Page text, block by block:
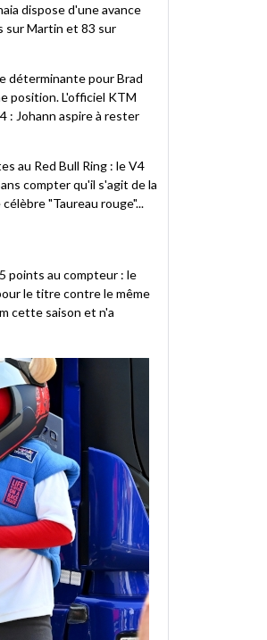
dispose d'une avance
sur Martin et 83 sur
déterminante pour Brad
position. L'officiel KTM
: Johann aspire à rester
au Red Bull Ring : le V4
compter qu'il s'agit de la
"Taureau rouge"...
points au compteur : le
le titre contre le même
cette saison et n'a